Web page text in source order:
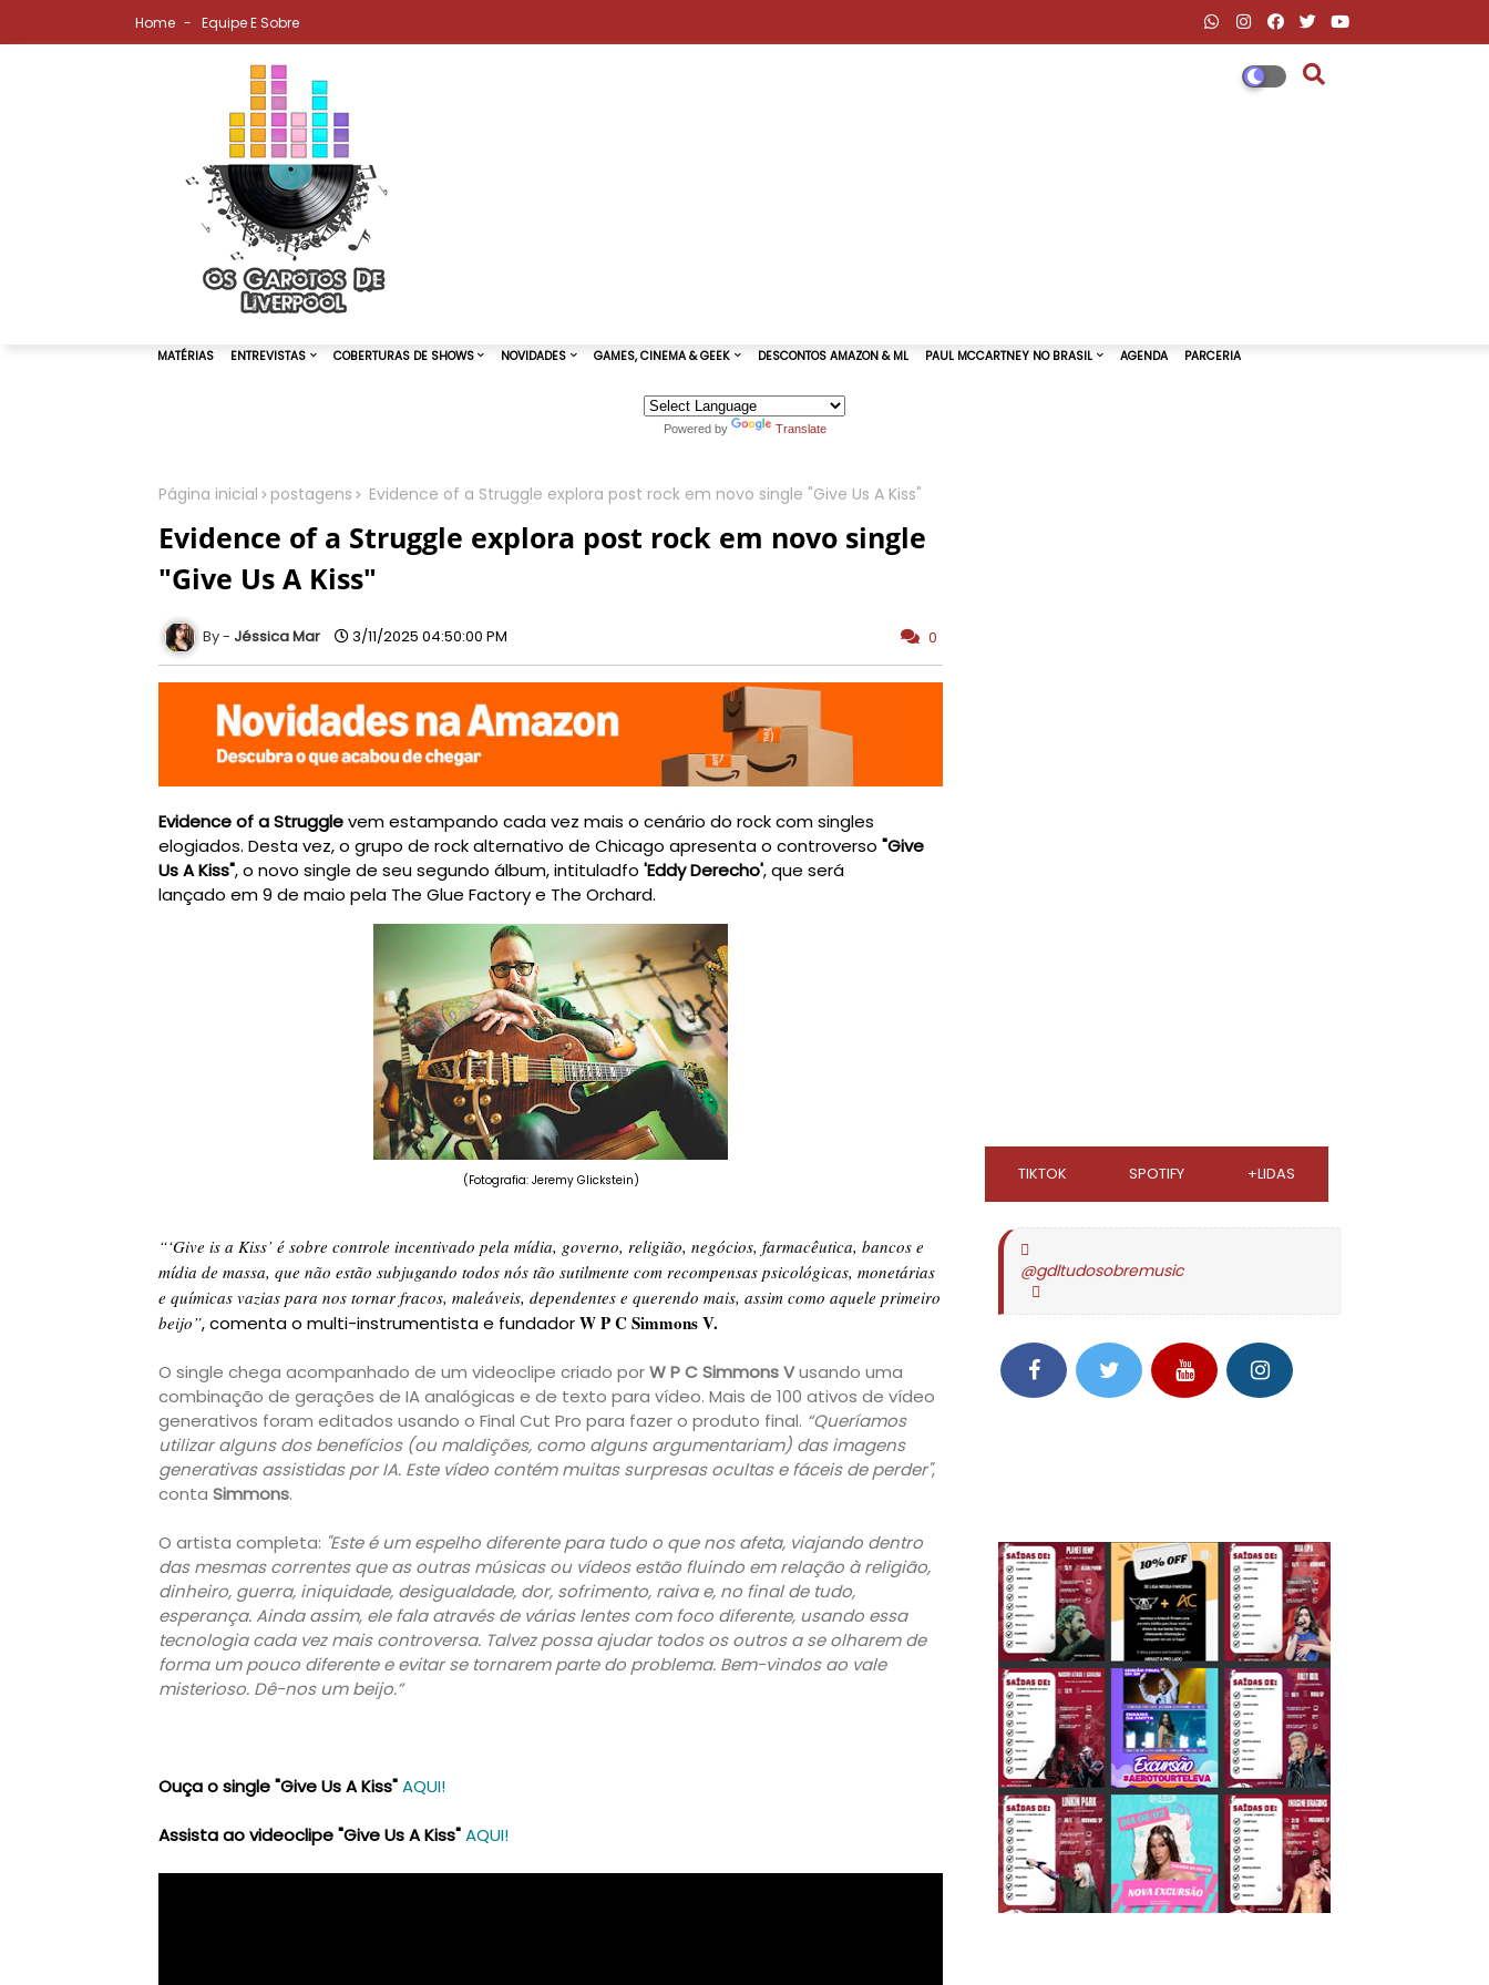
Home Equipe E Sobre
Powered by Translate
Página inicial postagens Evidence of a Struggle explora post rock em novo single "Give Us A Kiss"
Evidence of a Struggle explora post rock em novo single
"Give Us A Kiss"
Jéssica Mar 3/11/2025 04:50:00 PM 0
Evidence of a Strugglevemestampando cada vez mais o cenário do rock com singles
elogiados. Desta vez, o grupo de rock alternativo de Chicago apresenta o controverso "Give
Us A Kiss", o novo single de seu segundo álbum, intituladfo 'Eddy Derecho', que será
lançado em 9 de maio pela The Glue Factory e The Orchard.
(Fotografia: Jeremy Glickstein)
“‘Give is a Kiss’ é sobre controle incentivado pela mídia, governo, religião, negócios, farmacêutica, bancos e
mídia de massa, que não estão subjugando todos nós tão sutilmente com recompensas psicológicas, monetárias
e químicas vazias para nos tornar fracos, maleáveis, dependentes e querendo mais, assim como aquele primeiro
beijo”, comenta o multi-instrumentista e fundadorW P C Simmons V.
O single chega acompanhado de um videoclipe criado porW P C Simmons Vusando uma
combinação de gerações de IA analógicas e de texto para vídeo. Mais de 100 ativos de vídeo
generativos foram editados usando o Final Cut Pro para fazer o produto final. “Queríamos
utilizar alguns dos benefícios (ou maldições, como alguns argumentariam) das imagens
generativas assistidas por IA. Este vídeo contém muitas surpresas ocultas e fáceis de perder",
conta Simmons.
O artista completa: "Este é um espelho diferente para tudo o que nos afeta, viajando dentro
das mesmas correntes que as outras músicas ou vídeos estão fluindo em relação à religião,
dinheiro, guerra, iniquidade, desigualdade, dor, sofrimento, raiva e, no final de tudo,
esperança. Ainda assim, ele fala através de várias lentes com foco diferente, usando essa
tecnologia cada vez mais controversa. Talvez possa ajudar todos os outros a se olharem de
forma um pouco diferente e evitar se tornarem parte do problema. Bem-vindos ao vale
misterioso. Dê-nos um beijo.”
Ouça o single "Give Us A Kiss"AQUI!
Assista ao videoclipe "Give Us A Kiss"AQUI!
TIKTOK SPOTIFY +LIDAS
@gdltudosobremusic